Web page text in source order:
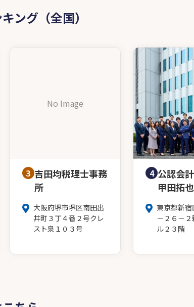
ング（全国）
No Image
3 吉田均税理士事務
所
大阪府堺市堺区南田出
井町３丁４番２号クレ
スト泉１０３号
4 公認会
甲田拓
東京都新宿
－２６－
ル２３階